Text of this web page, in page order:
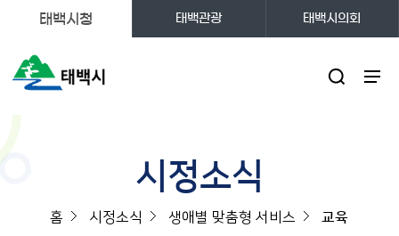
태백시청 태백관광 태백시의회
시정소식
홈 시정소식 생애별 맞춤형 서비스 교육